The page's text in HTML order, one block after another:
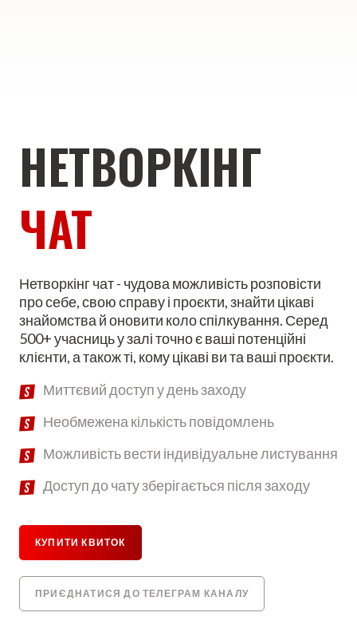
НЕТВОРКІНГ
ЧАТ
Нетворкінг чат - чудова можливість розповісти
про себе, свою справу і проєкти, знайти цікаві
знайомства й оновити коло спілкування. Серед
500+ учасниць у залі точно є ваші потенційні
клієнти, а також ті, кому цікаві ви та ваші проєкти.
Миттєвий доступ у день заходу
Необмежена кількість повідомлень
Можливість вести індивідуальне листування
Доступ до чату зберігається після заходу
КУПИТИ КВИТОК
ПРИЄДНАТИСЯ ДО ТЕЛЕГРАМ КАНАЛУ